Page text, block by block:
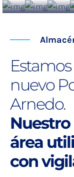
nuevo
Arnedo.
área
con